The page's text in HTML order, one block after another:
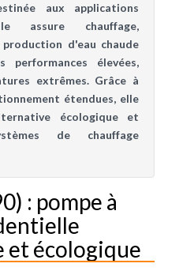
aux applications
assure chauffage,
d'eau chaude
performances élevées,
extrêmes. Grâce à
étendues, elle
écologique et
de chauffage
: pompe à
et écologique